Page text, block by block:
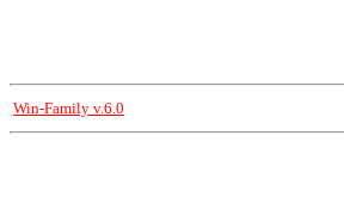
Win-Family v.6.0